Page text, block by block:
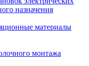
назначения
материалы
монтажа